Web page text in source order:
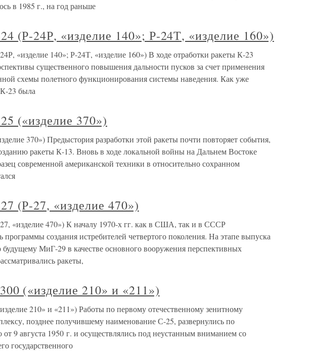
в 1985 г., на год раньше
(Р-24Р, «изделие 140»; Р-24Т, «изделие 160»)
«изделие 140»; Р-24Т, «изделие 160») В ходе отработки ракеты К-23
существенного повышения дальности пусков за счет применения
схемы полетного функционирования системы наведения. Как уже
23 была
(«изделие 370»)
370») Предыстория разработки этой ракеты почти повторяет события,
ракеты К-13. Вновь в ходе локальной войны на Дальнем Востоке
современной американской техники в относительно сохранном
(Р-27, «изделие 470»)
«изделие 470») К началу 1970-х гг. как в США, так и в СССР
программы создания истребителей четвертого поколения. На этапе выпуска
будущему МиГ-29 в качестве основного вооружения перспективных
ракеты,
(«изделие 210» и «211»)
210» и «211») Работы по первому отечественному зенитному
позднее получившему наименование С-25, развернулись по
9 августа 1950 г. и осуществлялись под неустанным вниманием со
государственного